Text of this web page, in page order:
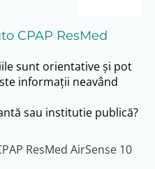
CPAP ResMed
ResMed AirSense 10
sunt orientative și pot
informații neavând
sau institutie publică?